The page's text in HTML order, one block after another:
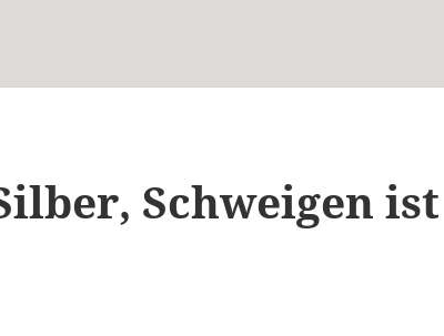
Schweigen ist